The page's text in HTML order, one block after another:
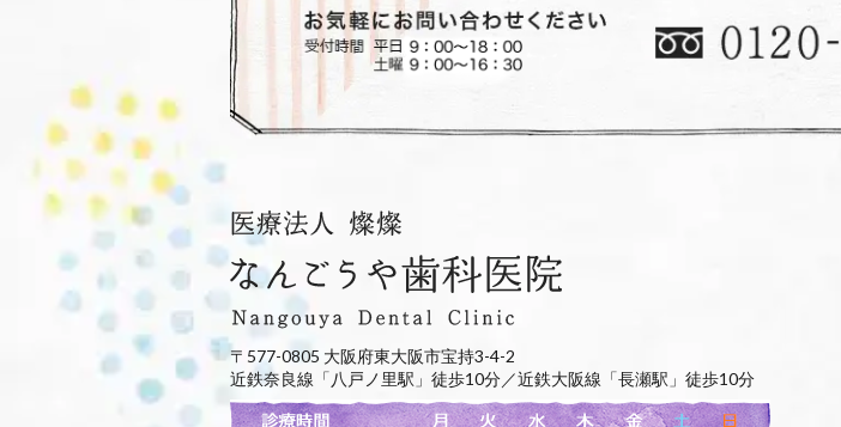
〒577-0805 大阪府東大阪市宝持3-4-2
近鉄奈良線「八戸ノ里駅」徒歩10分／近鉄大阪線「長瀬駅」徒歩10分